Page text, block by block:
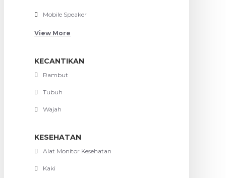
Mobile Speaker
View More
KECANTIKAN
Rambut
Tubuh
Wajah
KESEHATAN
Alat Monitor Kesehatan
Kaki